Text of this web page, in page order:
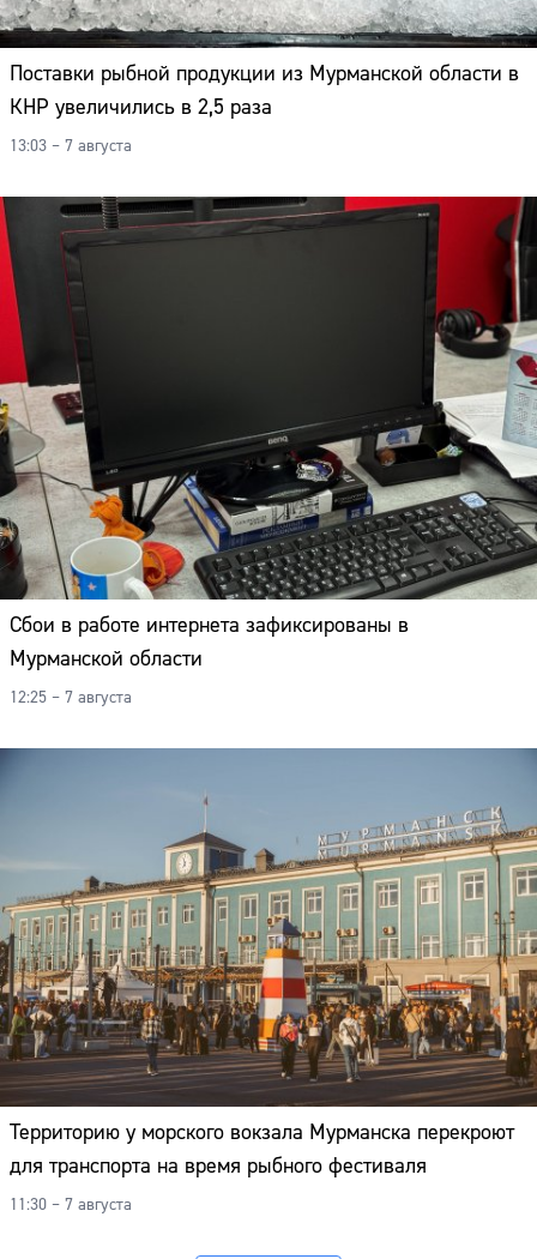
Поставки рыбной продукции из Мурманской области в
КНР увеличились в 2,5 раза
13:03 – 7 августа
Сбои в работе интернета зафиксированы в
Мурманской области
12:25 – 7 августа
Территорию у морского вокзала Мурманска перекроют
для транспорта на время рыбного фестиваля
11:30 – 7 августа